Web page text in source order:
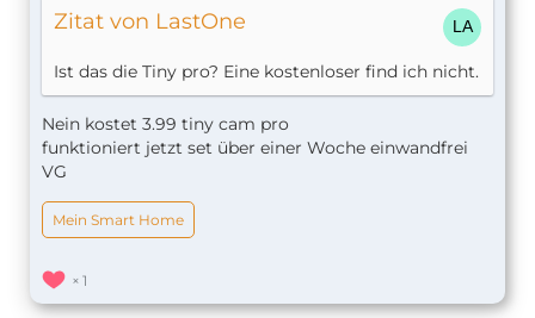
Zitat von LastOne
Ist das die Tiny pro? Eine kostenloser find ich nicht.
Nein kostet 3.99 tiny cam pro
funktioniert jetzt set über einer Woche einwandfrei
VG
Mein Smart Home
1